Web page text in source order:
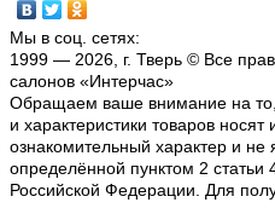
Мы в соц. сетях:
1999 — 2026, г. Тверь © Все
салонов «Интерчас»
Обращаем ваше внимание на
и характеристики товаров носят
ознакомительный характер и
определённой пунктом 2 статьи
Российской Федерации. Для